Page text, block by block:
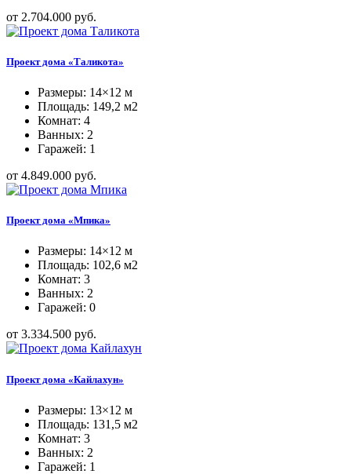
от 2.704.000 руб.
Проект дома «Таликота»
Размеры: 14×12 м
Площадь: 149,2 м2
Комнат: 4
Ванных: 2
Гаражей: 1
от 4.849.000 руб.
Проект дома «Мпика»
Размеры: 14×12 м
Площадь: 102,6 м2
Комнат: 3
Ванных: 2
Гаражей: 0
от 3.334.500 руб.
Проект дома «Кайлахун»
Размеры: 13×12 м
Площадь: 131,5 м2
Комнат: 3
Ванных: 2
Гаражей: 1